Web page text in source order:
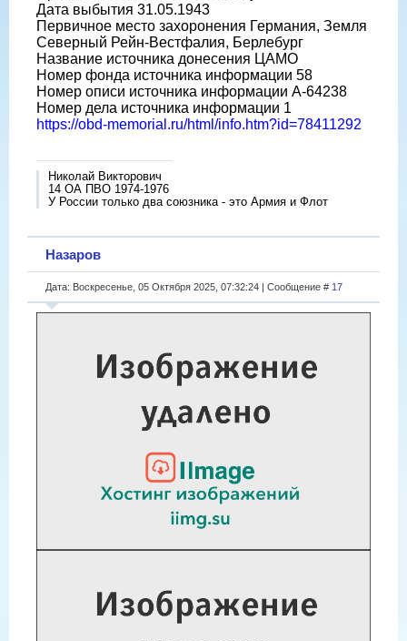
Дата выбытия 31.05.1943
Первичное место захоронения Германия, Земля
Северный Рейн-Вестфалия, Берлебург
Название источника донесения ЦАМО
Номер фонда источника информации 58
Номер описи источника информации A-64238
Номер дела источника информации 1
https://obd-memorial.ru/html/info.htm?id=78411292
Николай Викторович
14 ОА ПВО 1974-1976
У России только два союзника - это Армия и Флот
Назаров
Дата: Воскресенье, 05 Октября 2025, 07:32:24 | Сообщение # 17